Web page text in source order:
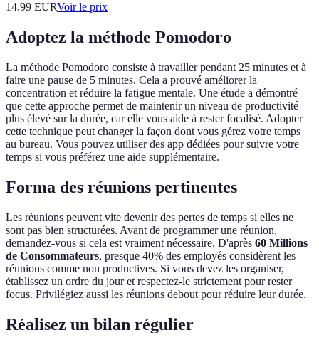
14.99 EURVoir le prix
Adoptez la méthode Pomodoro
La méthode Pomodoro consiste à travailler pendant 25 minutes et à
faire une pause de 5 minutes. Cela a prouvé améliorer la
concentration et réduire la fatigue mentale. Une étude a démontré
que cette approche permet de maintenir un niveau de productivité
plus élevé sur la durée, car elle vous aide à rester focalisé. Adopter
cette technique peut changer la façon dont vous gérez votre temps
au bureau. Vous pouvez utiliser des app dédiées pour suivre votre
temps si vous préférez une aide supplémentaire.
Forma des réunions pertinentes
Les réunions peuvent vite devenir des pertes de temps si elles ne
sont pas bien structurées. Avant de programmer une réunion,
demandez-vous si cela est vraiment nécessaire. D'après 60 Millions
de Consommateurs, presque 40% des employés considèrent les
réunions comme non productives. Si vous devez les organiser,
établissez un ordre du jour et respectez-le strictement pour rester
focus. Privilégiez aussi les réunions debout pour réduire leur durée.
Réalisez un bilan régulier